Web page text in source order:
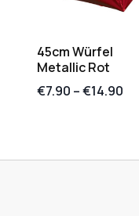
45cm Würfel
Metallic Rot
€7.90 –€14.90